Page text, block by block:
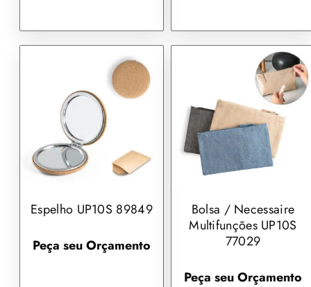
Espelho UP10S 89849
Peça seu Orçamento
Bolsa / Necessaire
Multifunções UP10S
77029
Peça seu Orçamento